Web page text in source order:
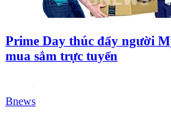
Prime Day thúc đẩy người
mua sắm trực tuyến
Bnews